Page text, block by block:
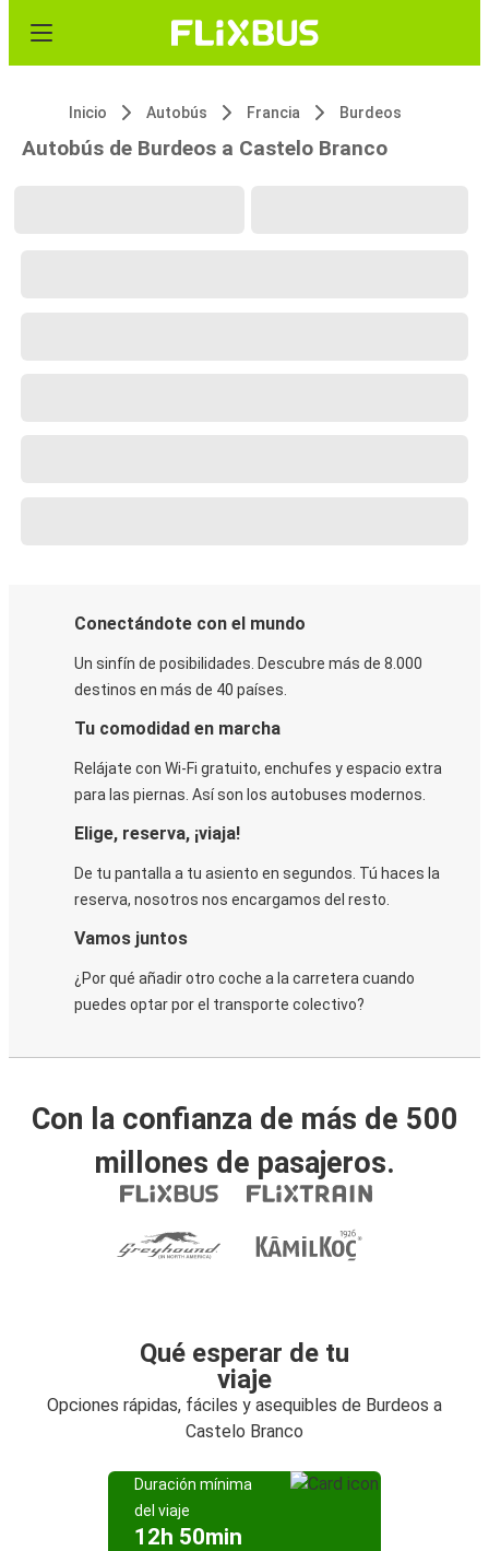
Inicio Autobús Francia Burdeos
Autobús de Burdeos a Castelo Branco
Conectándote con el mundo
Un sinfín de posibilidades. Descubre más de 8.000
destinos en más de 40 países.
Tu comodidad en marcha
Relájate con Wi-Fi gratuito, enchufes y espacio extra
para las piernas. Así son los autobuses modernos.
Elige, reserva, ¡viaja!
De tu pantalla a tu asiento en segundos. Tú haces la
reserva, nosotros nos encargamos del resto.
Vamos juntos
¿Por qué añadir otro coche a la carretera cuando
puedes optar por el transporte colectivo?
Con la confianza de más de 500
millones de pasajeros.
Qué esperar de tu
viaje
Opciones rápidas, fáciles y asequibles de Burdeos a
Castelo Branco
Duración mínima
del viaje
12h 50min